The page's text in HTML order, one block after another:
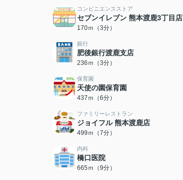
コンビニエンスストア
セブンイレブン 熊本渡鹿3丁目店
170ｍ（3分）
銀行
肥後銀行渡鹿支店
236ｍ（3分）
保育園
天使の園保育園
437ｍ（6分）
ファミリーレストラン
ジョイフル 熊本渡鹿店
499ｍ（7分）
内科
橋口医院
665ｍ（9分）